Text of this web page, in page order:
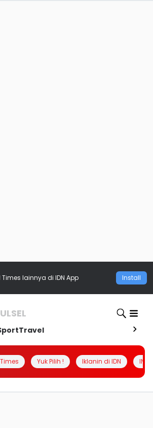
Times lainnya di IDN App Install
Travel
Yuk Pilih ! Iklanin di IDN